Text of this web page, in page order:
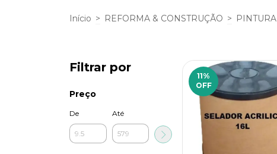
Início > REFORMA & CONSTRUÇÃO > PINTURA
Filtrar por
Preço
De Até
11%
OFF